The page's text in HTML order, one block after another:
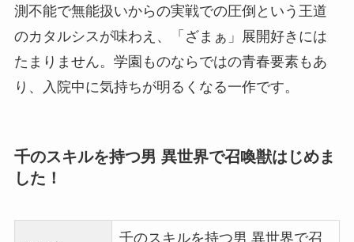
測不能で無能扱いからの実戦での圧倒という王道
のカタルシスが味わえ、「ざまぁ」展開好きには
たまりません。学園ものならではの青春要素もあ
り、入院中に気持ちが明るくなる一作です。
千のスキルを持つ男 異世界で召喚獣はじめま
した！
千のスキルを持つ男 異世界で召